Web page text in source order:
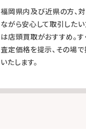
福岡県内及び近県の方、
ながら安心して取引した
は店頭買取がおすすめ。す
査定価格を提示、その場
いたします。